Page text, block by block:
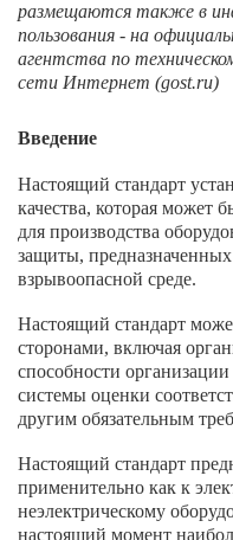
размещаются также в
пользования - на
агентства по
сети Интернет (gost.ru)
Введение
Настоящий стандарт
качества, которая может
для производства
защиты,
взрывоопасной среде.
Настоящий стандарт
сторонами, включая
способности
системы оценки
другим обязательным
Настоящий стандарт
применительно как к
неэлектрическому
настоящий момент